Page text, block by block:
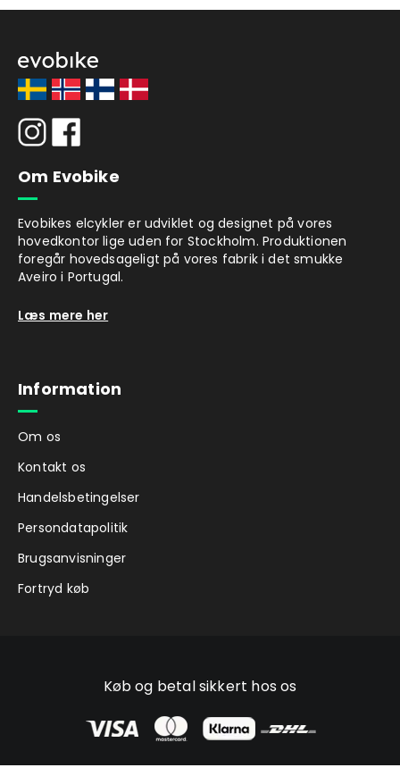
Om Evobike
Evobikes elcykler er udviklet og designet på vores
hovedkontor lige uden for Stockholm. Produktionen
foregår hovedsageligt på vores fabrik i det smukke
Aveiro i Portugal.
Læs mere her
Information
Om os
Kontakt os
Handelsbetingelser
Persondatapolitik
Brugsanvisninger
Fortryd køb
Køb og betal sikkert hos os